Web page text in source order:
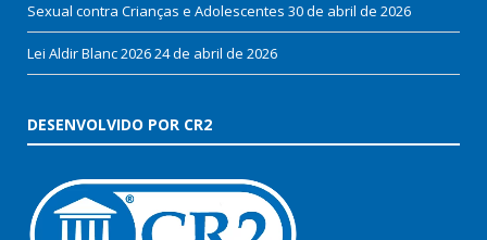
Sexual contra Crianças e Adolescentes 30 de abril de 2026
Lei Aldir Blanc 202624 de abril de 2026
DESENVOLVIDO POR CR2